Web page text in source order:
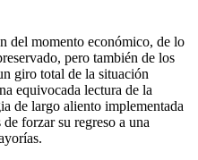
del momento económico, de lo
pero también de los
giro total de la situación
equivocada lectura de la
de largo aliento implementada
forzar su regreso a una